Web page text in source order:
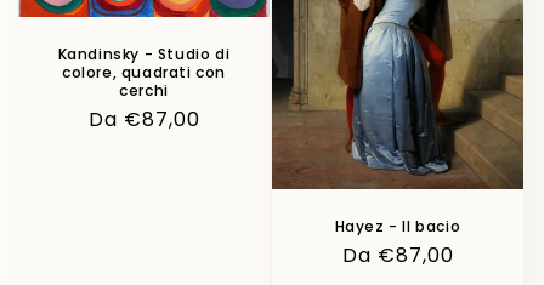
Kandinsky - Studio di
colore, quadrati con
cerchi
Prezzo
Da €87,00
Hayez - Il bacio
Prezzo
Da €87,00